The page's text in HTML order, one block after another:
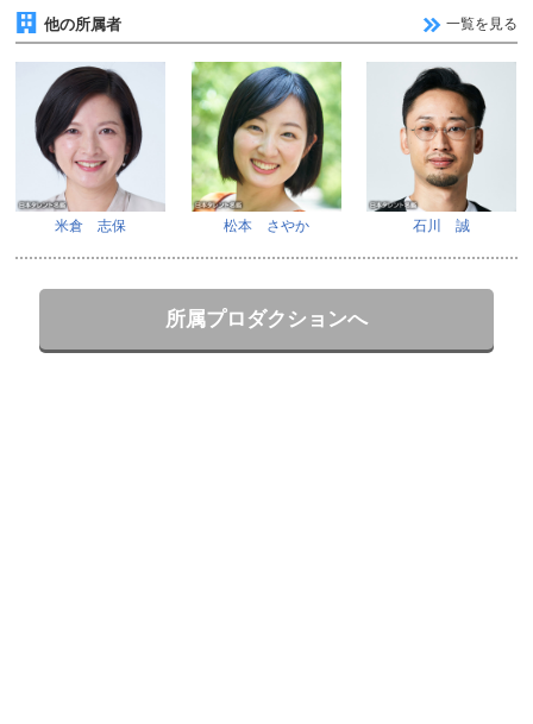
他の所属者 一覧を見る
米倉 志保 松本 さやか 石川 誠
所属プロダクションへ